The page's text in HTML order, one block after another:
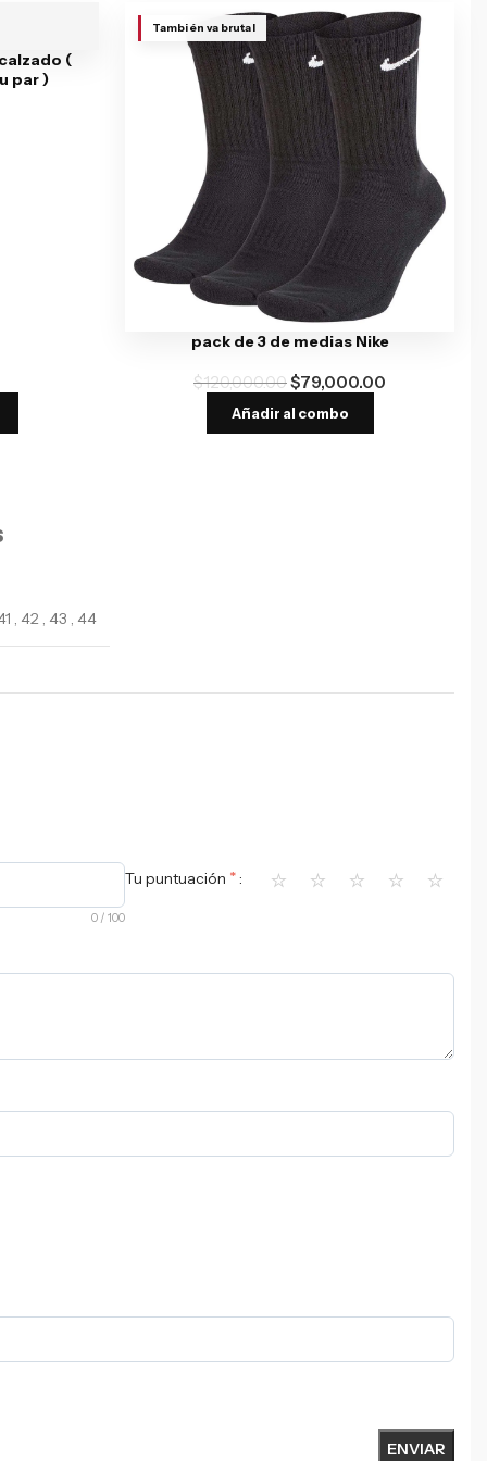
(
par )
También va brutal
pack de 3 de medias Nike
$120,000.00$79,000.00
Añadir al combo
, 42 , 43 , 44
0 / 100
Tu puntuación * ⭐ ⭐ ⭐ ⭐ ⭐